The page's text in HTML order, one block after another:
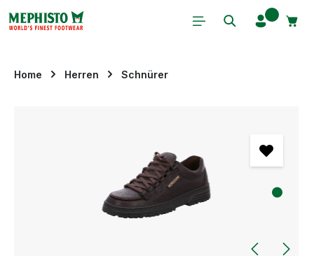
Zum Hauptinhalt springen
Home Herren Schnürer